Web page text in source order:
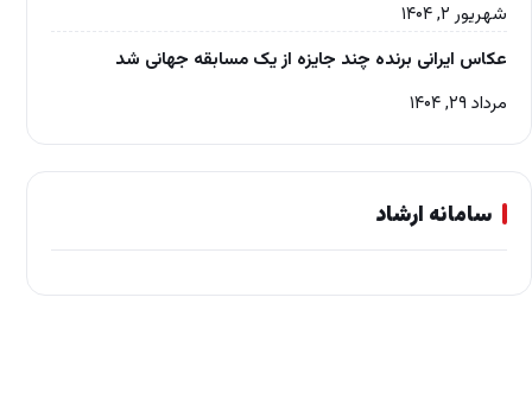
شهریور ۲, ۱۴۰۴
عکاس ایرانی برنده چند جایزه از یک مسابقه جهانی شد
مرداد ۲۹, ۱۴۰۴
سامانه ارشاد